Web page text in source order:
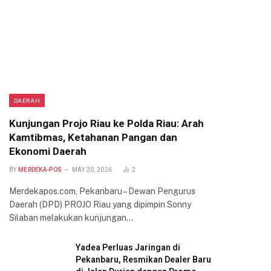
DAERAH
Kunjungan Projo Riau ke Polda Riau: Arah
Kamtibmas, Ketahanan Pangan dan
Ekonomi Daerah
BY MERDEKA-POS MAY 20, 2026 2
Merdekapos.com, Pekanbaru – Dewan Pengurus
Daerah (DPD) PROJO Riau yang dipimpin Sonny
Silaban melakukan kunjungan…
Yadea Perluas Jaringan di
Pekanbaru, Resmikan Dealer Baru